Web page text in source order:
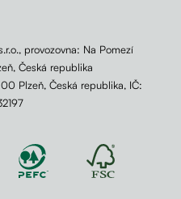
provozovna: Na Pomezí
Česká republika
Plzeň, Česká republika, IČ: